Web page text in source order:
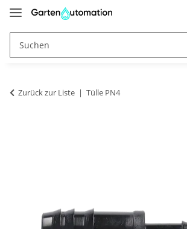
Zurück zur Liste Tülle PN4